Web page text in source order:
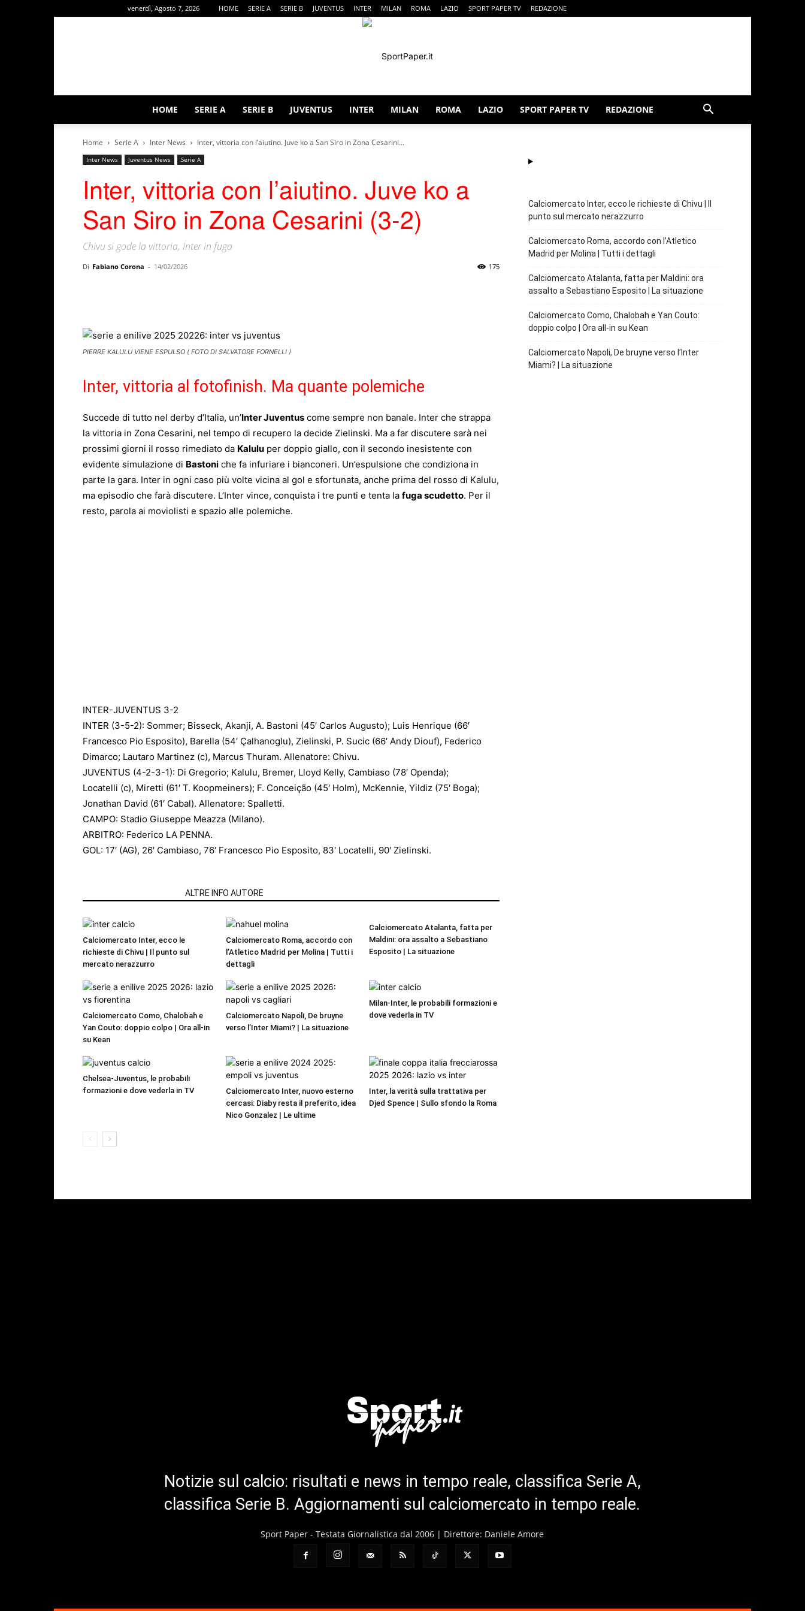
venerdì, Agosto 7, 2026 HOME SERIE A SERIE B JUVENTUS INTER MILAN ROMA LAZIO SPORT PAPER TV REDAZIONE
HOME SERIE A SERIE B JUVENTUS INTER MILAN ROMA LAZIO SPORT PAPER TV REDAZIONE
Home Serie A Inter News Inter, vittoria con l’aiutino. Juve ko a San Siro in Zona Cesarini...
Inter News Juventus News Serie A
Inter, vittoria con l’aiutino. Juve ko a
San Siro in Zona Cesarini (3-2)
Chivu si gode la vittoria, Inter in fuga
Di Fabiano Corona - 14/02/2026 175
PIERRE KALULU VIENE ESPULSO ( FOTO DI SALVATORE FORNELLI )
Inter, vittoria al fotofinish. Ma quante polemiche
Succede di tutto nel derby d’Italia, un’Inter Juventus come sempre non banale. Inter che strappa
la vittoria in Zona Cesarini, nel tempo di recupero la decide Zielinski. Ma a far discutere sarà nei
prossimi giorni il rosso rimediato da Kalulu per doppio giallo, con il secondo inesistente con
evidente simulazione di Bastoni che fa infuriare i bianconeri. Un’espulsione che condiziona in
parte la gara. Inter in ogni caso più volte vicina al gol e sfortunata, anche prima del rosso di Kalulu,
ma episodio che farà discutere. L’Inter vince, conquista i tre punti e tenta la fuga scudetto. Per il
resto, parola ai moviolisti e spazio alle polemiche.
INTER-JUVENTUS 3-2
INTER (3-5-2): Sommer; Bisseck, Akanji, A. Bastoni (45′ Carlos Augusto); Luis Henrique (66′
Francesco Pio Esposito), Barella (54′ Çalhanoglu), Zielinski, P. Sucic (66′ Andy Diouf), Federico
Dimarco; Lautaro Martinez (c), Marcus Thuram. Allenatore: Chivu.
JUVENTUS (4-2-3-1): Di Gregorio; Kalulu, Bremer, Lloyd Kelly, Cambiaso (78′ Openda);
Locatelli (c), Miretti (61′ T. Koopmeiners); F. Conceição (45′ Holm), McKennie, Yildiz (75′ Boga);
Jonathan David (61′ Cabal). Allenatore: Spalletti.
CAMPO: Stadio Giuseppe Meazza (Milano).
ARBITRO: Federico LA PENNA.
GOL: 17′ (AG), 26′ Cambiaso, 76′ Francesco Pio Esposito, 83′ Locatelli, 90′ Zielinski.
ALTRE INFO AUTORE
Calciomercato Inter, ecco le
richieste di Chivu | Il punto sul
mercato nerazzurro
Calciomercato Roma, accordo con
l’Atletico Madrid per Molina | Tutti i
dettagli
Calciomercato Atalanta, fatta per
Maldini: ora assalto a Sebastiano
Esposito | La situazione
Calciomercato Como, Chalobah e
Yan Couto: doppio colpo | Ora all-in
su Kean
Calciomercato Napoli, De bruyne
verso l’Inter Miami? | La situazione
Milan-Inter, le probabili formazioni e
dove vederla in TV
Chelsea-Juventus, le probabili
formazioni e dove vederla in TV
Calciomercato Inter, nuovo esterno
cercasi: Diaby resta il preferito, idea
Nico Gonzalez | Le ultime
Inter, la verità sulla trattativa per
Djed Spence | Sullo sfondo la Roma
Calciomercato Inter, ecco le richieste di Chivu | Il
punto sul mercato nerazzurro
Calciomercato Roma, accordo con l’Atletico
Madrid per Molina | Tutti i dettagli
Calciomercato Atalanta, fatta per Maldini: ora
assalto a Sebastiano Esposito | La situazione
Calciomercato Como, Chalobah e Yan Couto:
doppio colpo | Ora all-in su Kean
Calciomercato Napoli, De bruyne verso l’Inter
Miami? | La situazione
Notizie sul calcio: risultati e news in tempo reale, classifica Serie A,
classifica Serie B. Aggiornamenti sul calciomercato in tempo reale.
Sport Paper - Testata Giornalistica dal 2006 | Direttore: Daniele Amore